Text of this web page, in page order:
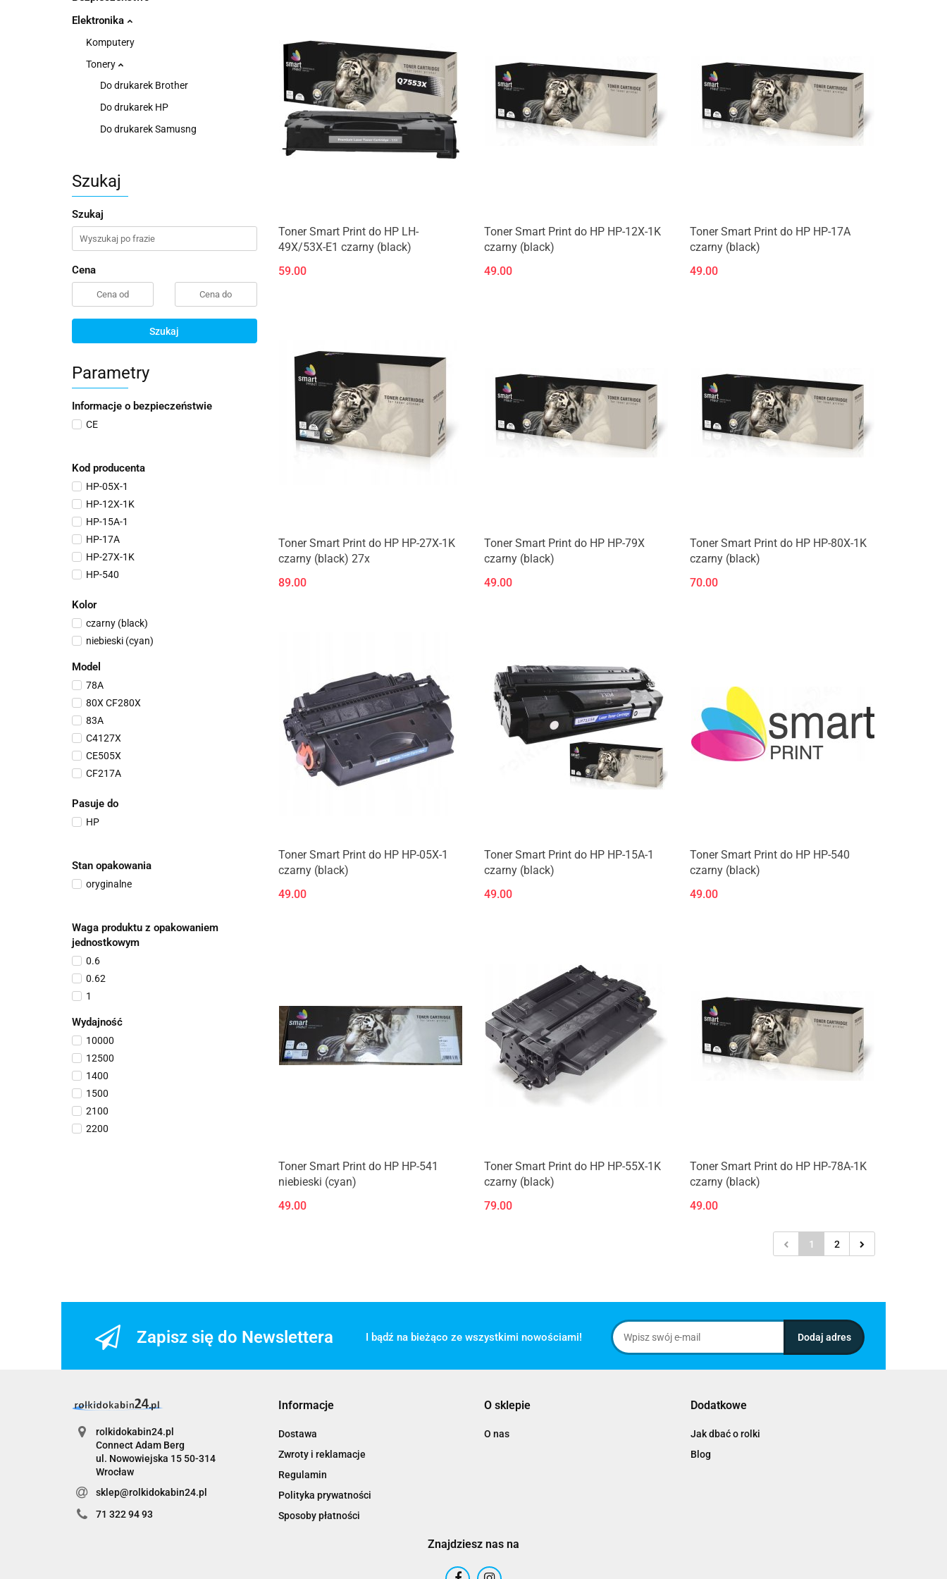
Elektronika
Komputery
Tonery
Do drukarek Brother
Do drukarek HP
Do drukarek Samusng
Szukaj
Szukaj
Cena
Szukaj
Parametry
Informacje o bezpieczeństwie
CE
Kod producenta
HP-05X-1
HP-12X-1K
HP-15A-1
HP-17A
HP-27X-1K
HP-540
HP-55X-1K
HP-78A-1K
HP-79X
HP-80X-1K
HP-83A-1K
HP-83X-1K
HP-CF400X-1K
LH-49X/53X-E1
Kolor
czarny (black)
niebieski (cyan)
Model
78A
80X CF280X
83A
C4127X
CE505X
CF217A
HP 201X / HP CF400X
HP-55X-1K
Pasuje do
HP
Stan opakowania
oryginalne
Waga produktu z opakowaniem
jednostkowym
0.6
0.62
1
Wydajność
10000
12500
1400
1500
2100
2200
Toner Smart Print do HP LH-
49X/53X-E1 czarny (black)
59.00
Toner Smart Print do HP HP-12X-1K
czarny (black)
49.00
Toner Smart Print do HP HP-17A
czarny (black)
49.00
Toner Smart Print do HP HP-27X-1K
czarny (black) 27x
89.00
Toner Smart Print do HP HP-79X
czarny (black)
49.00
Toner Smart Print do HP HP-80X-1K
czarny (black)
70.00
Toner Smart Print do HP HP-05X-1
czarny (black)
49.00
Toner Smart Print do HP HP-15A-1
czarny (black)
49.00
Toner Smart Print do HP HP-540
czarny (black)
49.00
Toner Smart Print do HP HP-541
niebieski (cyan)
49.00
Toner Smart Print do HP HP-55X-1K
czarny (black)
79.00
Toner Smart Print do HP HP-78A-1K
czarny (black)
49.00
1 2
Zapisz się do Newslettera I bądź na bieżąco ze wszystkimi nowościami!
rolkidokabin24.pl
Connect Adam Berg
ul. Nowowiejska 15 50-314
Wrocław
sklep@rolkidokabin24.pl
71 322 94 93
Informacje
Dostawa
Zwroty i reklamacje
Regulamin
Polityka prywatności
Sposoby płatności
O sklepie
O nas
Dodatkowe
Jak dbać o rolki
Blog
Znajdziesz nas na